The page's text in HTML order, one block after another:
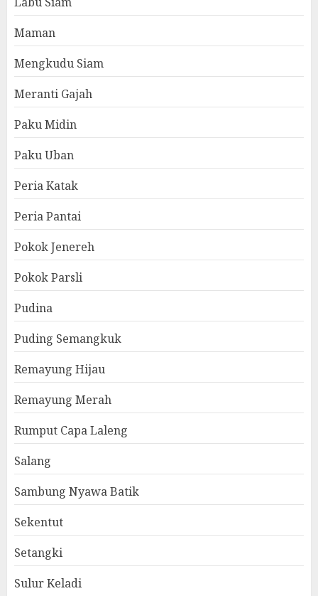
Maman
Mengkudu Siam
Meranti Gajah
Paku Midin
Paku Uban
Peria Katak
Peria Pantai
Pokok Jenereh
Pokok Parsli
Pudina
Puding Semangkuk
Remayung Hijau
Remayung Merah
Rumput Capa Laleng
Salang
Sambung Nyawa Batik
Sekentut
Setangki
Sulur Keladi